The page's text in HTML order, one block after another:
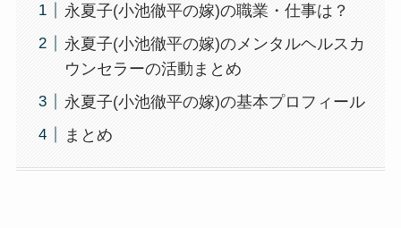
永夏子(小池徹平の嫁)の職業・仕事は？
永夏子(小池徹平の嫁)のメンタルヘルスカ
ウンセラーの活動まとめ
永夏子(小池徹平の嫁)の基本プロフィール
まとめ